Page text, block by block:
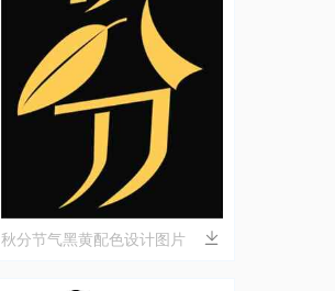
秋分节气黑黄配色设计图片